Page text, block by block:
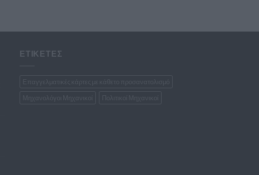
ΕΤΙΚΕΤΕΣ
Επαγγελματικές κάρτες με κάθετο προσανατολισμό
Μηχανολόγοι Μηχανικοί
Πολιτικοί Μηχανικοί